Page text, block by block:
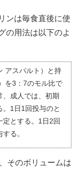
ンは毎食直後に使
の用法は以下のよ
アスパルト）と持
を3：7のモル比で
、成人では、初期
1日1回投与のと
定とする。1日2回
る。
そのボリュームは